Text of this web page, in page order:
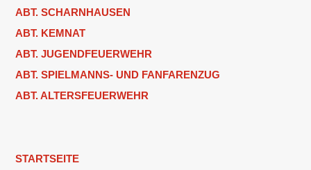
ABT. SCHARNHAUSEN
ABT. KEMNAT
ABT. JUGENDFEUERWEHR
ABT. SPIELMANNS- UND FANFARENZUG
ABT. ALTERSFEUERWEHR
STARTSEITE